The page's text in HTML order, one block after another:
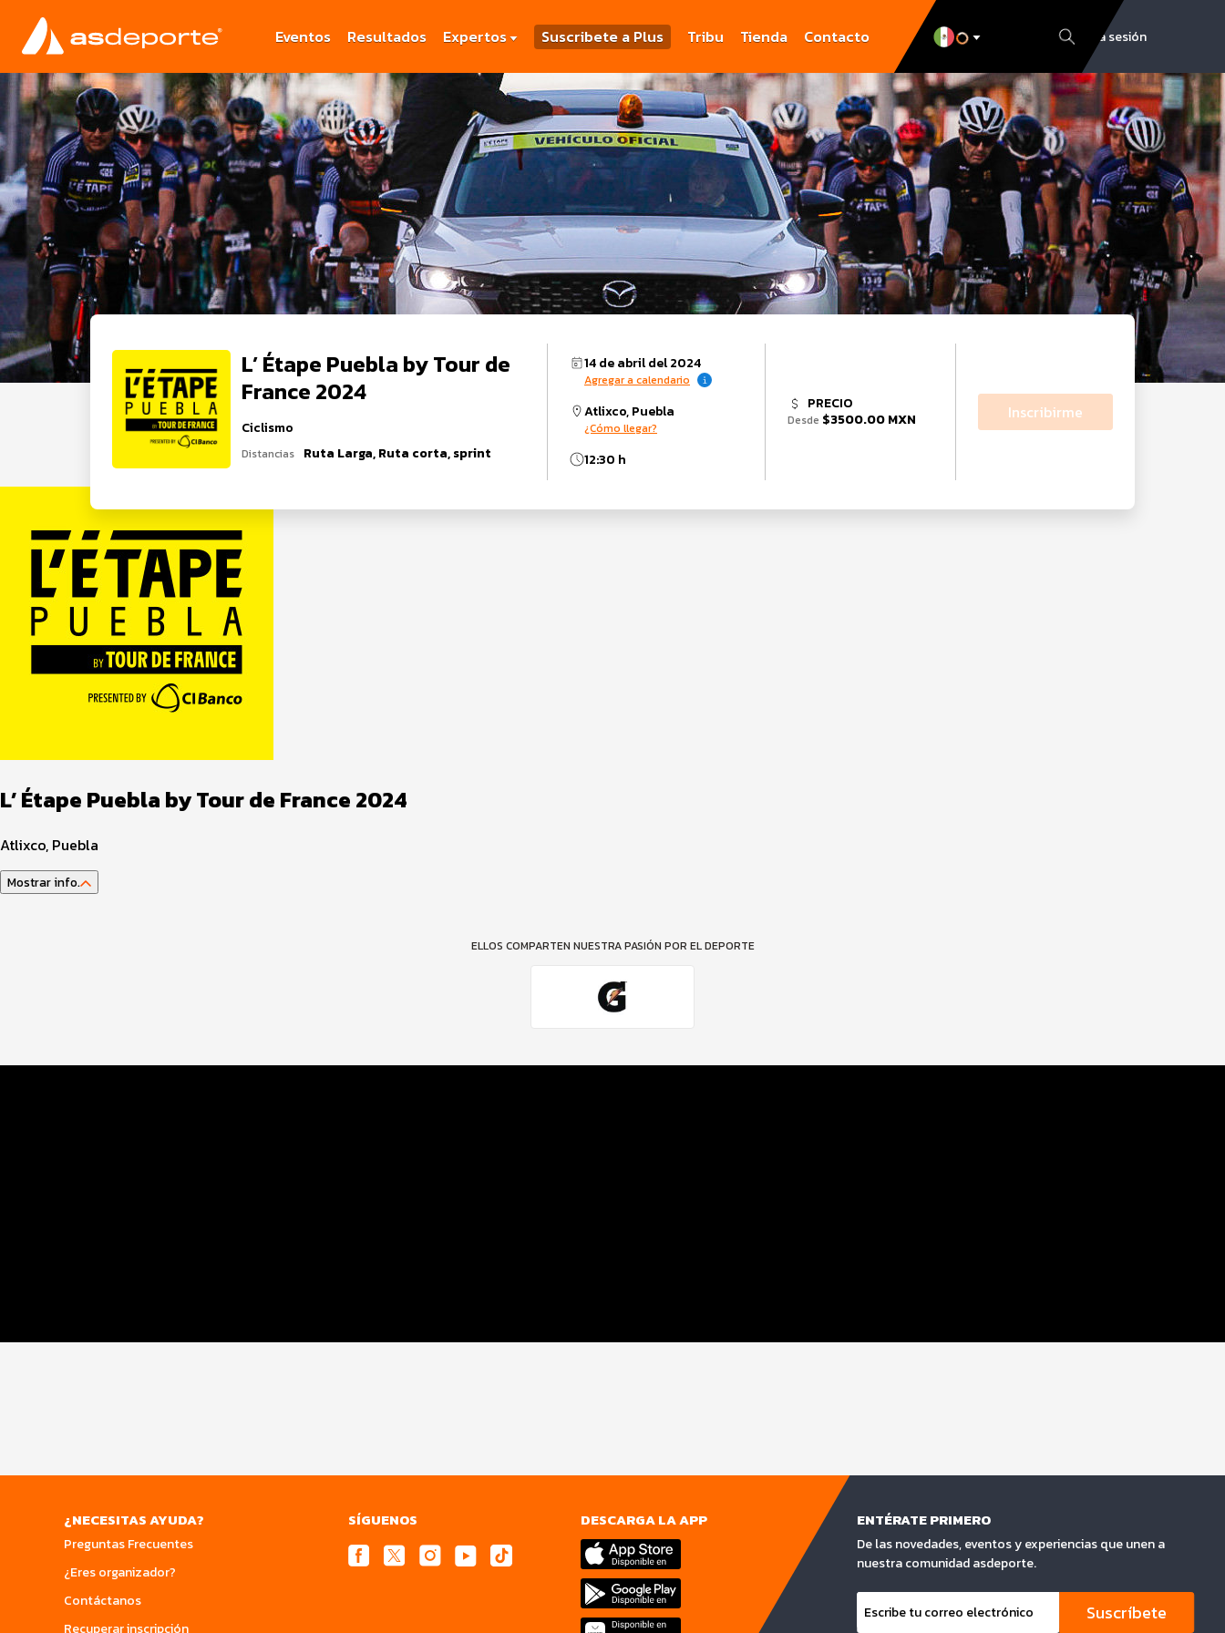
Eventos Resultados Expertos Suscribete a Plus Tribu Tienda Contacto Inicia sesión
L’ Étape Puebla by Tour de
France 2024
Ciclismo
Distancias Ruta Larga, Ruta corta, sprint
14 de abril del 2024
Agregar a calendario
Atlixco, Puebla
¿Cómo llegar?
12:30 h
PRECIO
Desde $3500.00 MXN Inscribirme
L’ Étape Puebla by Tour de France 2024
Atlixco, Puebla
Mostrar info.
ELLOS COMPARTEN NUESTRA PASIÓN POR EL DEPORTE
¿NECESITAS AYUDA?
Preguntas Frecuentes
¿Eres organizador?
Contáctanos
Recuperar inscripción
SÍGUENOS DESCARGA LA APP ENTÉRATE PRIMERO
De las novedades, eventos y experiencias que unen a
nuestra comunidad asdeporte.
Suscríbete